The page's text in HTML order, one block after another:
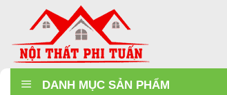
content
DANH MỤC SẢN PHẨM